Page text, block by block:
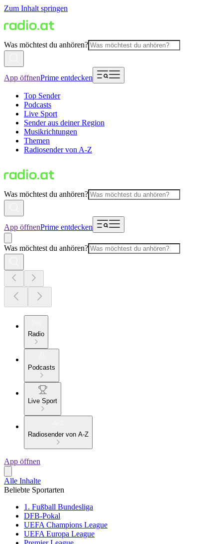
Zum Inhalt springen
Was möchtest du anhören?
App öffnenPrime entdecken
Top Sender
Podcasts
Live Sport
Sender aus deiner Region
Musikrichtungen
Themen
Radiosender von A-Z
Was möchtest du anhören?
App öffnenPrime entdecken
Was möchtest du anhören?
Radio
Podcasts
Live Sport
Radiosender von A-Z
App öffnen
Alle Inhalte
Beliebte Sportarten
1. Fußball Bundesliga
DFB-Pokal
UEFA Champions League
UEFA Europa League